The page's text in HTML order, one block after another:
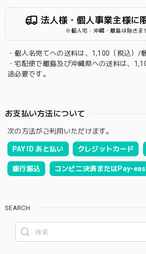
法人様・個人事業主様に
※個人宅・沖縄・離島は除きま
・個人名宛てへの送料は、1,100（税込）/
・宅配便で離島及び沖縄県への送料は、
途必要です。
お支払い方法について
次の方法がご利用いただけます。
PAY ID あと払い クレジットカード
銀行振込 コンビニ決済またはPay-
SEARCH